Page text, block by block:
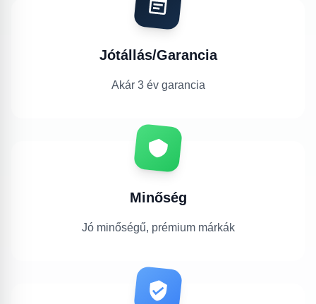
Jótállás/Garancia
Akár 3 év garancia
Minőség
Jó minőségű, prémium márkák